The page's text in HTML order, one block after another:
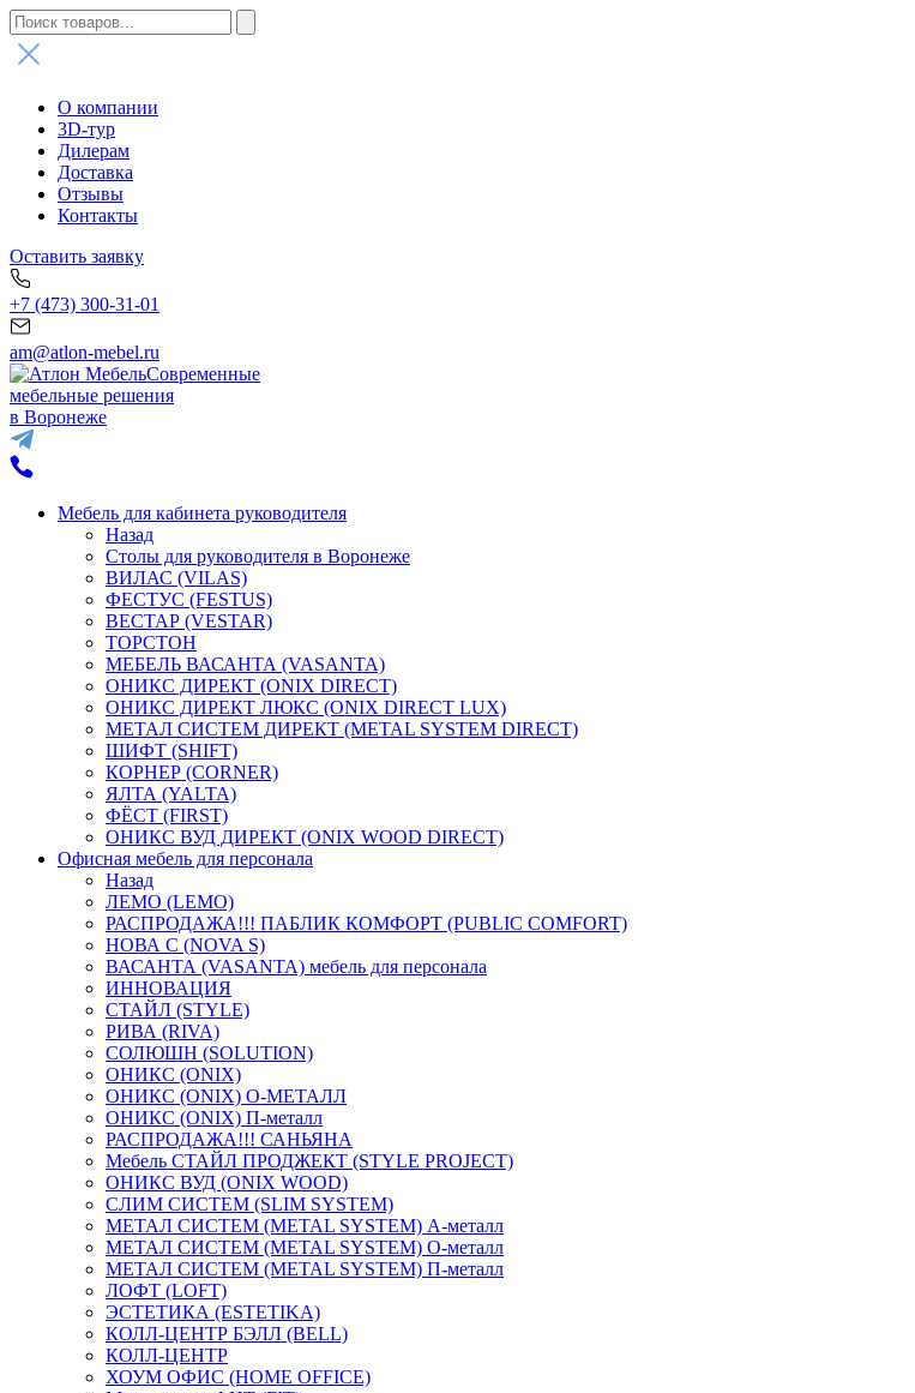
О компании
3D-тур
Дилерам
Доставка
Отзывы
Контакты
Оставить заявку
+7 (473) 300-31-01
am@atlon-mebel.ru
Современные
мебельные решения
в Воронеже
Мебель для кабинета руководителя
Назад
Столы для руководителя в Воронеже
ВИЛАС (VILAS)
ФЕСТУС (FESTUS)
ВЕСТАР (VESTAR)
ТОРСТОН
МЕБЕЛЬ ВАСАНТА (VASANTA)
ОНИКС ДИРЕКТ (ONIX DIRECT)
ОНИКС ДИРЕКТ ЛЮКС (ONIX DIRECT LUX)
МЕТАЛ СИСТЕМ ДИРЕКТ (METAL SYSTEM DIRECT)
ШИФТ (SHIFT)
КОРНЕР (CORNER)
ЯЛТА (YALTA)
ФЁСТ (FIRST)
ОНИКС ВУД ДИРЕКТ (ONIX WOOD DIRECT)
Офисная мебель для персонала
Назад
ЛЕМО (LEMO)
РАСПРОДАЖА!!! ПАБЛИК КОМФОРТ (PUBLIC COMFORT)
НОВА С (NOVA S)
ВАСАНТА (VASANTA) мебель для персонала
ИННОВАЦИЯ
СТАЙЛ (STYLE)
РИВА (RIVA)
СОЛЮШН (SOLUTION)
ОНИКС (ONIX)
ОНИКС (ONIX) O-МЕТАЛЛ
ОНИКС (ONIX) П-металл
РАСПРОДАЖА!!! САНЬЯНА
Мебель СТАЙЛ ПРОДЖЕКТ (STYLE PROJECT)
ОНИКС ВУД (ONIX WOOD)
СЛИМ СИСТЕМ (SLIM SYSTEM)
МЕТАЛ СИСТЕМ (METAL SYSTEM) А-металл
МЕТАЛ СИСТЕМ (METAL SYSTEM) О-металл
МЕТАЛ СИСТЕМ (METAL SYSTEM) П-металл
ЛОФТ (LOFT)
ЭСТЕТИКА (ESTETIKA)
КОЛЛ-ЦЕНТР БЭЛЛ (BELL)
КОЛЛ-ЦЕНТР
ХОУМ ОФИС (HOME OFFICE)